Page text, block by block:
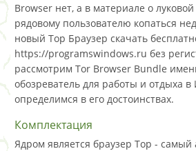
Browser нет, а в материале о
рядовому пользователю копаться
новый Тор Браузер скачать
https://programswindows.ru без
рассмотрим Tor Browser Bundle
обозреватель для работы и отдыха в
определимся в его достоинствах.
Комплектация
Ядром является браузер Тор -